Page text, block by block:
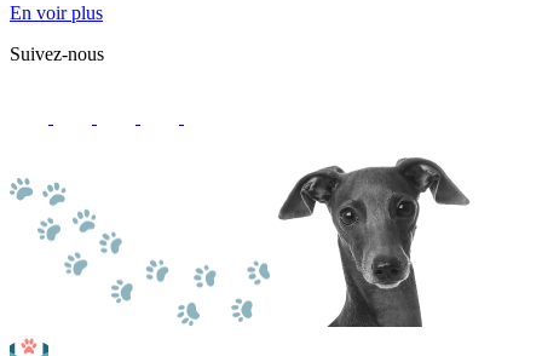
En voir plus
Suivez-nous